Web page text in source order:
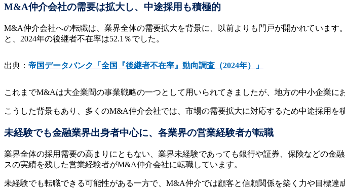
M&A仲介会社の需要は拡大し、中途採用も積極的
M&A仲介会社への転職は、業界全体の需要拡大を背景に、以前よりも門戸が開かれていま
と、2024年の後継者不在率は52.1％でした。
出典： 帝国データバンク「全国『後継者不在率』動向調査（2024年）」
これまでM&Aは大企業間の事業戦略の一つとして用いられてきましたが、地方の中小企業
こうした背景もあり、多くのM&A仲介会社では、市場の需要拡大に対応するため中途採用を
未経験でも金融業界出身者中心に、各業界の営業経験者が転職
業界全体の採用需要の高まりにともない、業界未経験であっても銀行や証券、保険などの
スの実績を残した営業経験者がM&A仲介会社に転職しています。
未経験でも転職できる可能性がある一方で、M&A仲介では顧客と信頼関係を築く力や目標